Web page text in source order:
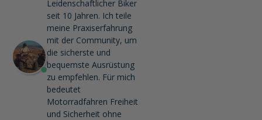
Leidenschaftlicher Biker
seit 10 Jahren. Ich teile
meine Praxiserfahrung
mit der Community, um
die sicherste und
bequemste Ausrüstung
zu empfehlen. Für mich
bedeutet
Motorradfahren Freiheit
und Sicherheit ohne